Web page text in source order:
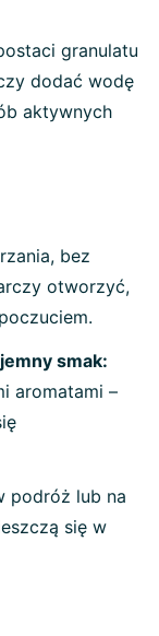
granulatu
dodać wodę
aktywnych
bez
otworzyć,
smak:
aromatami –
podróż lub na
się w